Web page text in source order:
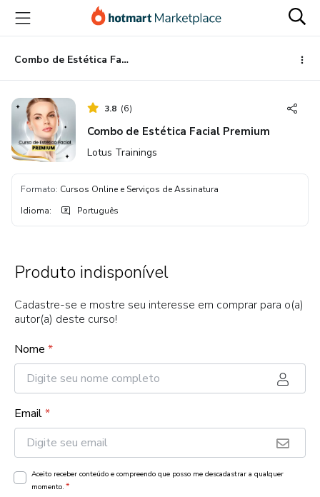
para
conteúdo
principal
para
pagamento
para
rodapé
Combo de Estética Facial Premium
3.8 (6)
Combo de Estética Facial Premium
Lotus Trainings
Formato: Cursos Online e Serviços de Assinatura
Idioma: Português
Produto indisponível
Cadastre-se e mostre seu interesse em comprar para o(a)
autor(a) deste curso!
Nome *
Email*
Aceito receber conteúdo e compreendo que posso me descadastrar a qualquer
momento. *